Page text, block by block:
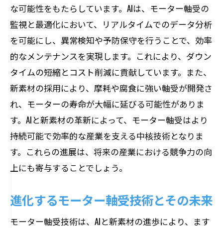
な可能性をもたらしています。AIは、モーター軸受の
監視と最適化において、リアルタイムでのデータ分析
を可能にし、異常検知や予防保守を行うことで、効率
的なメンテナンスを実現します。これにより、ダウン
タイムの短縮とコスト削減に貢献しています。また、
新素材の採用により、摩耗や腐食に強い軸受が開発さ
れ、モーターの寿命が大幅に延びる可能性がありま
す。AIと新素材の革新によって、モーター軸受はより
持続可能で効率的な産業を支える中核技術となりま
す。これらの進展は、将来の産業における競争力の向
上にも寄与することでしょう。
進化するモーター軸受技術とその未来
モーター軸受技術は、AIと新素材の進歩により、ます